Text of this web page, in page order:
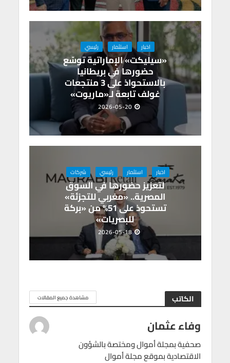
اخبار استثمار رئيسي
«سيليكت» الإماراتية توسّع
حضورها في بريطانيا
بالاستحواذ على 3 منتجعات
غولف تابعة لـ«ماريوت»
2026-05-20
اخبار استثمار رئيسي شركات
لتعزيز حضورها في السوق
المصرية.. «مغربي للتجزئة»
تستحوذ على 51% من «بركة
للبصريات»
2026-05-18
الكاتب مشاهدة جميع المقالات
وفاء عثمان
صحفية بمجلة أموال ومختصة بالشؤون
الاقتصادية بموقع مجلة أموال